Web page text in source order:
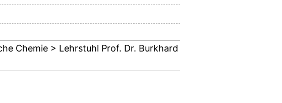
Chemie > Lehrstuhl Prof. Dr. Burkhard